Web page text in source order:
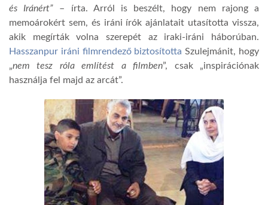
és Iránért” – írta. Arról is beszélt, hogy nem rajong a
memoárokért sem, és iráni írók ajánlatait utasította vissza,
akik megírták volna szerepét az iraki-iráni háborúban.
Hasszanpur iráni filmrendező biztosította Szulejmánit, hogy
„nem tesz róla említést a filmben”, csak „inspirációnak
használja fel majd az arcát”.